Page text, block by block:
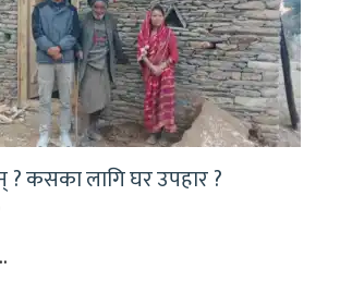
कसका लागि घर उपहार ?